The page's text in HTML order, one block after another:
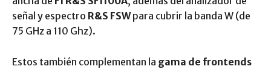
señal y espectro R&S FSWpara cubrir la banda W (de
75 GHz a 110 Ghz).
Estos también complementan la gama de frontends